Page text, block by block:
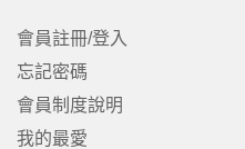
會員註冊/登入
忘記密碼
會員制度說明
我的最愛